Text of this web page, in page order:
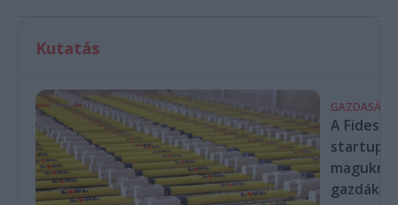
Kutatás
GAZDASÁG
A
magukra
gazdákat